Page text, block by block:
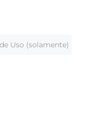
Uso (solamente)